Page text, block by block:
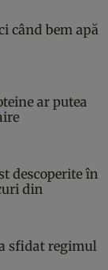
când bem apă
ar putea
descoperite în
din
sfidat regimul